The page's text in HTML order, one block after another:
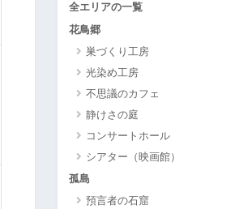
全エリアの一覧
花鳥郷
巣づくり工房
光染め工房
不思議のカフェ
静けさの庭
コンサートホール
シアター（映画館）
孤島
預言者の石窟